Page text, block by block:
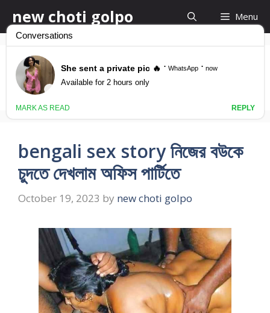
to
content
new choti golpo Menu
CHOTI BOOK
bengali sex story নিজের বউকে
চুদতে দেখলাম অফিস পার্টিতে
October 19, 2023 by new choti golpo